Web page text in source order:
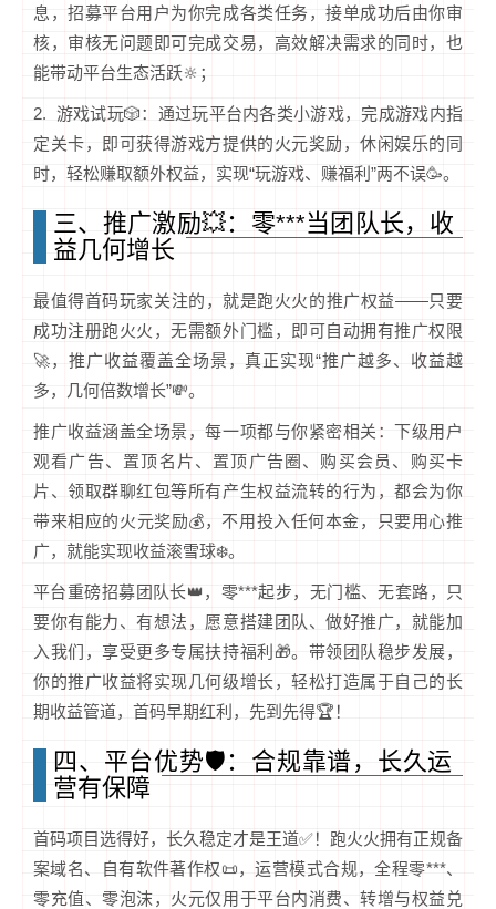
息，招募平台用户为你完成各类任务，接单成功后由你审
核，审核无问题即可完成交易，高效解决需求的同时，也
能带动平台生态活跃🔆；
2. 游戏试玩🎲：通过玩平台内各类小游戏，完成游戏内指
定关卡，即可获得游戏方提供的火元奖励，休闲娱乐的同
时，轻松赚取额外权益，实现“玩游戏、赚福利”两不误🥳。
三、推广激励💥：零***当团队长，收
益几何增长
最值得首码玩家关注的，就是跑火火的推广权益——只要
成功注册跑火火，无需额外门槛，即可自动拥有推广权限
🚀，推广收益覆盖全场景，真正实现“推广越多、收益越
多，几何倍数增长”💸。
推广收益涵盖全场景，每一项都与你紧密相关：下级用户
观看广告、置顶名片、置顶广告圈、购买会员、购买卡
片、领取群聊红包等所有产生权益流转的行为，都会为你
带来相应的火元奖励💰，不用投入任何本金，只要用心推
广，就能实现收益滚雪球❄️。
平台重磅招募团队长👑，零***起步，无门槛、无套路，只
要你有能力、有想法，愿意搭建团队、做好推广，就能加
入我们，享受更多专属扶持福利🎁。带领团队稳步发展，
你的推广收益将实现几何级增长，轻松打造属于自己的长
期收益管道，首码早期红利，先到先得🏆！
四、平台优势🛡️：合规靠谱，长久运
营有保障
首码项目选得好，长久稳定才是王道✅！跑火火拥有正规备
案域名、自有软件著作权📜，运营模式合规，全程零***、
零充值、零泡沫，火元仅用于平台内消费、转增与权益兑